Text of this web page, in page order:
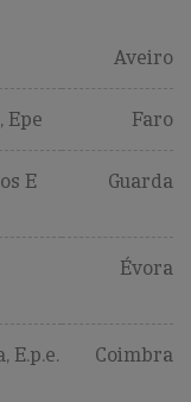
Aveiro
Epe Faro
E
Guarda
Évora
E.p.e. Coimbra